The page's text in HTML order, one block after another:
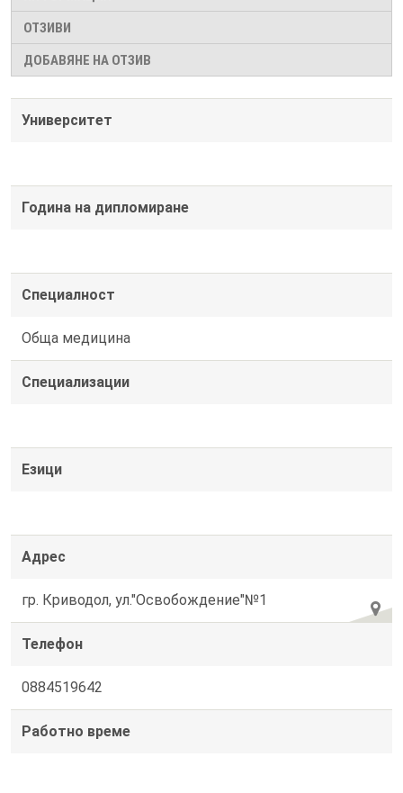
ОТЗИВИ
ДОБАВЯНЕ НА ОТЗИВ
Университет
Година на дипломиране
Специалност
Обща медицина
Специализации
Езици
Адрес
гр. Криводол, ул."Освобождение"№1
Телефон
0884519642
Работно време